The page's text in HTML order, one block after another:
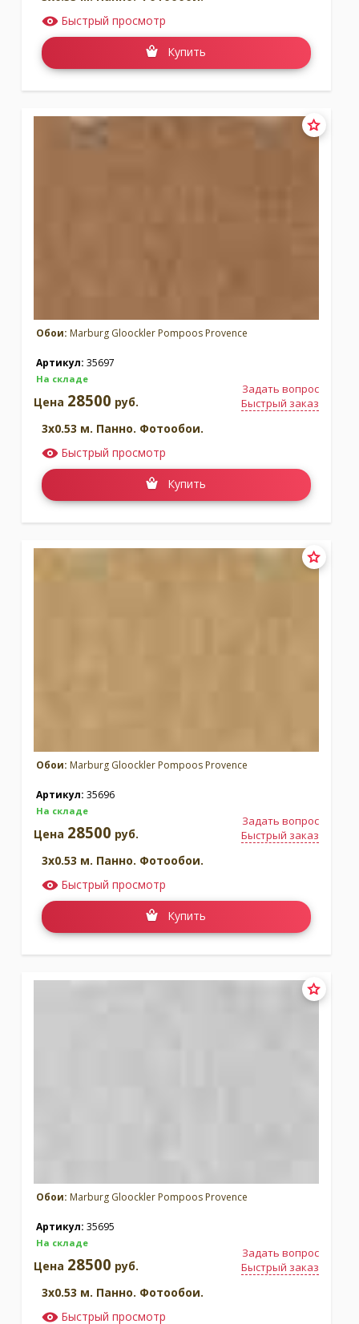
Быстрый просмотр
Купить
Обои: Marburg Gloockler Pompoos Provence
Артикул: 35697
На складе
Задать вопрос
Быстрый заказ
Цена 28500 руб.
3x0.53 м. Панно. Фотообои.
Быстрый просмотр
Купить
Обои: Marburg Gloockler Pompoos Provence
Артикул: 35696
На складе
Задать вопрос
Быстрый заказ
Цена 28500 руб.
3x0.53 м. Панно. Фотообои.
Быстрый просмотр
Купить
Обои: Marburg Gloockler Pompoos Provence
Артикул: 35695
На складе
Задать вопрос
Быстрый заказ
Цена 28500 руб.
3x0.53 м. Панно. Фотообои.
Быстрый просмотр